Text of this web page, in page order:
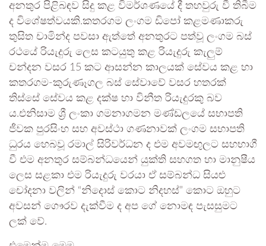
අනතුර පිළිබඳව සිදු කළ විමර්ශණයේ දී තහවුරු වී තිබීම
ද විශේෂත්වයකි.කතරගම ලංගම ඩිපෝ කළමණාකරු
තුසිත චාමින්ද පවසා ඇත්තේ අනතුරට පත්වූ ලංගම බස්
රථයේ රියැදුරු ලෙස කටයුතු කළ රියැදුරු කැලුම්
චන්දන වසර 15 කට ආසන්න කාලයක් සේවය කළ හා
කතරගම-කුරුණෑගල බස් සේවාවේ වසර හතරක්
තිස්සේ සේවය කළ දක්ෂ හා විනීත රියැදුරකු බව
ය.එනිසාම ශ්‍රී ලංකා ගමනාගමන මණ්ඩලයේ සභාපති
ජීවක පුරසිංහ සහ අවස්ථා ගණනාවක් ලංගම සභාපති
ධුරය හෙබවූ රමාල් සිරිවර්ධන ද එම අවමඟුලට සහභාගී
වී එම අනතුර සම්බන්ධයෙන් යුක්ති සහගත හා මානුෂීය
ලෙස සළකා එම රියැදුරු වරයා ඒ සම්බන්ධ සියළු
චෝදනා වලින් “නිදොස් කොට නිදහස්” කොට ඔහුට
අවසන් ගෞරව දැක්වීම ද අප ගේ නොමඳ පැසසුමට
ලක් වේ.